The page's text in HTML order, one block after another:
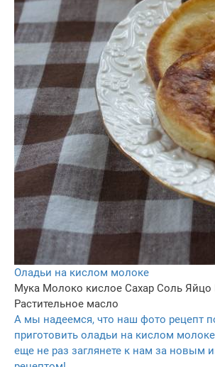
Оладьи на кислом молоке
Мука Молоко кислое Сахар Соль Яйцо
Растительное масло
А мы надеемся, что наш фото рецепт
приготовить оладьи на кислом
еще не раз заглянете к нам за новым